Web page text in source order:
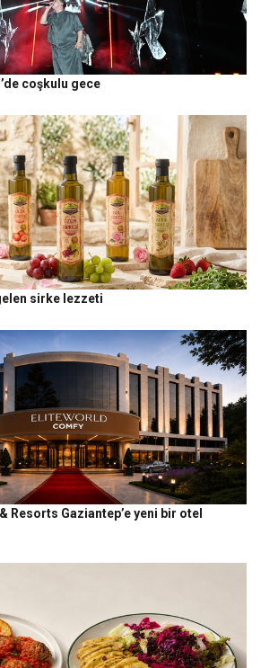
coşkulu gece
sirke lezzeti
Resorts Gaziantep’e yeni bir otel